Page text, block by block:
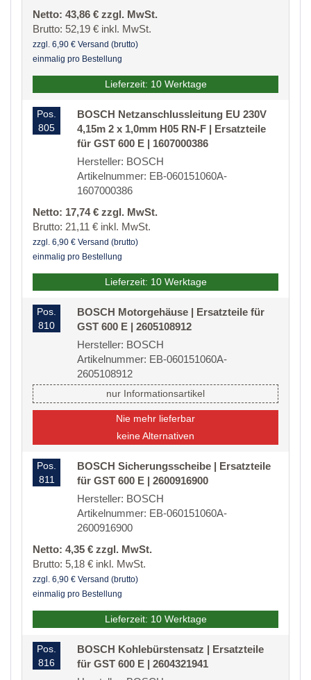
Netto: 43,86 € zzgl. MwSt.
Brutto: 52,19 € inkl. MwSt.
zzgl. 6,90 € Versand (brutto)
einmalig pro Bestellung
Lieferzeit: 10 Werktage
Pos.
805
BOSCH Netzanschlussleitung EU 230V
4,15m 2 x 1,0mm H05 RN-F | Ersatzteile
für GST 600 E | 1607000386
Hersteller: BOSCH
Artikelnummer: EB-060151060A-
1607000386
Netto: 17,74 € zzgl. MwSt.
Brutto: 21,11 € inkl. MwSt.
zzgl. 6,90 € Versand (brutto)
einmalig pro Bestellung
Lieferzeit: 10 Werktage
Pos.
810
BOSCH Motorgehäuse | Ersatzteile für
GST 600 E | 2605108912
Hersteller: BOSCH
Artikelnummer: EB-060151060A-
2605108912
nur Informationsartikel
Nie mehr lieferbar
keine Alternativen
Pos.
811
BOSCH Sicherungsscheibe | Ersatzteile
für GST 600 E | 2600916900
Hersteller: BOSCH
Artikelnummer: EB-060151060A-
2600916900
Netto: 4,35 € zzgl. MwSt.
Brutto: 5,18 € inkl. MwSt.
zzgl. 6,90 € Versand (brutto)
einmalig pro Bestellung
Lieferzeit: 10 Werktage
Pos.
816
BOSCH Kohlebürstensatz | Ersatzteile
für GST 600 E | 2604321941